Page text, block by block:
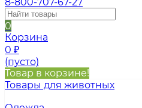
0
Корзина
0 ₽
(пусто)
Товар в корзине!
Товары для животных